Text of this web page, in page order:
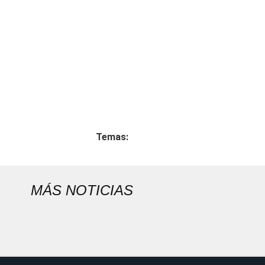
Temas:
MÁS NOTICIAS